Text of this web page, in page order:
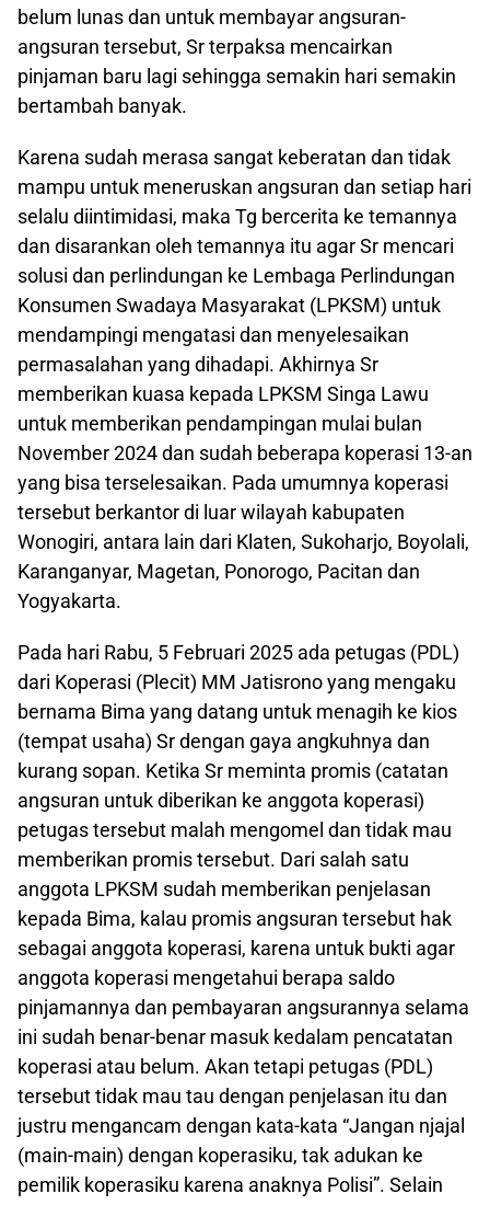
belum lunas dan untuk membayar angsuran-
angsuran tersebut, Sr terpaksa mencairkan
pinjaman baru lagi sehingga semakin hari semakin
bertambah banyak.
Karena sudah merasa sangat keberatan dan tidak
mampu untuk meneruskan angsuran dan setiap hari
selalu diintimidasi, maka Tg bercerita ke temannya
dan disarankan oleh temannya itu agar Sr mencari
solusi dan perlindungan ke Lembaga Perlindungan
Konsumen Swadaya Masyarakat (LPKSM) untuk
mendampingi mengatasi dan menyelesaikan
permasalahan yang dihadapi. Akhirnya Sr
memberikan kuasa kepada LPKSM Singa Lawu
untuk memberikan pendampingan mulai bulan
November 2024 dan sudah beberapa koperasi 13-an
yang bisa terselesaikan. Pada umumnya koperasi
tersebut berkantor di luar wilayah kabupaten
Wonogiri, antara lain dari Klaten, Sukoharjo, Boyolali,
Karanganyar, Magetan, Ponorogo, Pacitan dan
Yogyakarta.
Pada hari Rabu, 5 Februari 2025 ada petugas (PDL)
dari Koperasi (Plecit) MM Jatisrono yang mengaku
bernama Bima yang datang untuk menagih ke kios
(tempat usaha) Sr dengan gaya angkuhnya dan
kurang sopan. Ketika Sr meminta promis (catatan
angsuran untuk diberikan ke anggota koperasi)
petugas tersebut malah mengomel dan tidak mau
memberikan promis tersebut. Dari salah satu
anggota LPKSM sudah memberikan penjelasan
kepada Bima, kalau promis angsuran tersebut hak
sebagai anggota koperasi, karena untuk bukti agar
anggota koperasi mengetahui berapa saldo
pinjamannya dan pembayaran angsurannya selama
ini sudah benar-benar masuk kedalam pencatatan
koperasi atau belum. Akan tetapi petugas (PDL)
tersebut tidak mau tau dengan penjelasan itu dan
justru mengancam dengan kata-kata “Jangan njajal
(main-main) dengan koperasiku, tak adukan ke
pemilik koperasiku karena anaknya Polisi”. Selain